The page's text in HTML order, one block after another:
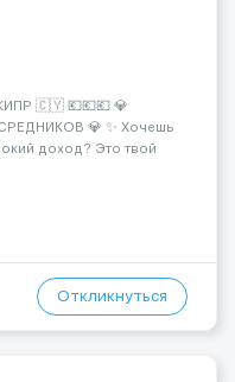
🇨🇾 💶💶💶 💎
💎 ✨ Хочешь
доход? Это твой
— Стабильный поток
Откликнуться